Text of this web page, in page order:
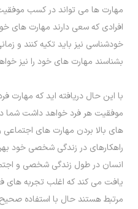
مهارت ها می تواند در کسب
افرادی که سعی دارند مهارت های
خودشناسی نیز باید تکیه کنند و
بشناسند مهارت های خود را نیز
با این حال دریافته اید که
موفقیت هر فرد خواهد داشت شما در
های بالا بردن مهارت های اجتماعی
راهکارهای در زندگی شخصی خود
انسان در طول زندگی شخصی و
یافت می کند که اغلب تجربه های
مرتبط هستند حال با استفاده